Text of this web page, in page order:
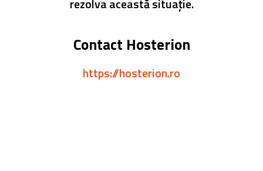
Contact Hosterion
https://hosterion.ro